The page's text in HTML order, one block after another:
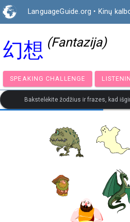
LanguageGuide.org • Kinų
幻想 (Fantazija)
SPEAKING CHALLENGE
Bakstelėkite žodžius ir frazes, kad